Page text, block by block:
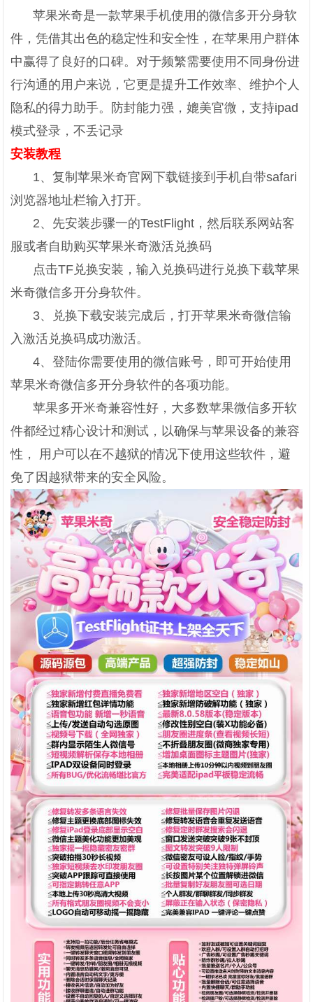
苹果米奇是一款苹果手机使用的微信多开分身软
件，凭借其出色的稳定性和安全性，在苹果用户群体
中赢得了良好的口碑。对于频繁需要使用不同身份进
行沟通的用户来说，它更是提升工作效率、维护个人
隐私的得力助手。防封能力强，媲美官微，支持ipad
模式登录，不丢记录
安装教程
1、复制苹果米奇官网下载链接到手机自带safari
浏览器地址栏输入打开。
2、先安装步骤一的TestFlight，然后联系网站客
服或者自助购买苹果米奇激活兑换码
点击TF兑换安装，输入兑换码进行兑换下载苹果
米奇微信多开分身软件。
3、兑换下载安装完成后，打开苹果米奇微信输
入激活兑换码成功激活。
4、登陆你需要使用的微信账号，即可开始使用
苹果米奇微信多开分身软件的各项功能。
苹果多开米奇兼容性好，大多数苹果微信多开软
件都经过精心设计和测试，以确保与苹果设备的兼容
性， 用户可以在不越狱的情况下使用这些软件，避
免了因越狱带来的安全风险。